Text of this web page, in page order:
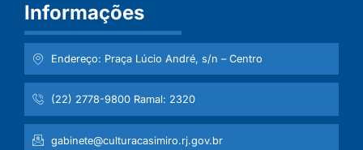
Informações
Endereço: Praça Lúcio André, s/n – Centro
(22) 2778-9800 Ramal: 2320
gabinete@culturacasimiro.rj.gov.br